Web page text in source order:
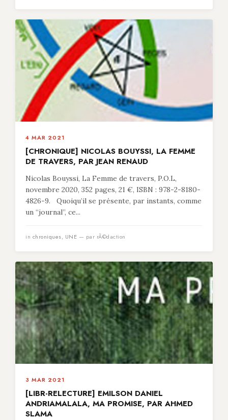
4 MAR 2021
[CHRONIQUE] NICOLAS BOUYSSI, LA FEMME
DE TRAVERS, PAR JEAN RENAUD
Nicolas Bouyssi, La Femme de travers, P.O.L,
novembre 2020, 352 pages, 21 €, ISBN : 978-2-8180-
4826-9. Quoiqu’il se présente, par instants, comme
un “journal”, ce...
in chroniques, UNE — par rÃ©daction
3 MAR 2021
[LIBR-RELECTURE] EMILSON DANIEL
ANDRIAMALALA, MA PROMISE, PAR AHMED
SLAMA